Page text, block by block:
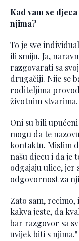
Kad vam se
njima?
To je sve
ili smiju. Ja,
razgovarati sa
drugačiji. Nije se
roditeljima
životnim stvarima.
Oni su bili
mogu da te
kontaktu. Mislim
našu djecu i da je
odgajaju ulice, jer
odgovornost za
Zato sam,
kakva jeste, da
bar razgovor sa
uvijek biti s njima."